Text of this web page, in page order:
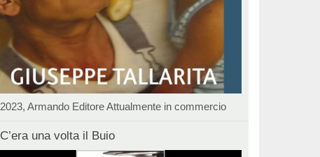
2023, Armando Editore Attualmente in commercio
C’era una volta il Buio